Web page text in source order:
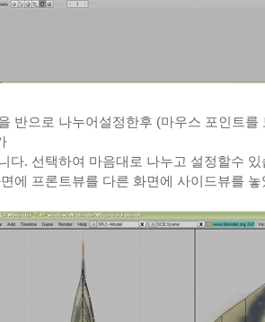
반으로 나누어설정한후 (마우스 포인트를
다. 선택하여 마음대로 나누고 설정할수 있
에 프론트뷰를 다른 화면에 사이드뷰를